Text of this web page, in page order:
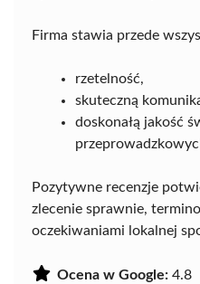
Firma stawia przede
rzetelność,
skuteczną
doskonałą jakość
Pozytywne recenzje
zlecenie sprawnie,
oczekiwaniami lokalnej
Ocena w Google: 4.8